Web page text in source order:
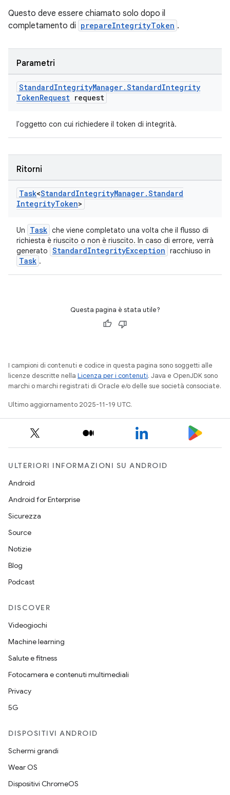
Questo deve essere chiamato solo dopo il
completamento di prepareIntegrityToken .
Parametri
StandardIntegrityManager.StandardIntegrity
TokenRequest request
l'oggetto con cui richiedere il token di integrità.
Ritorni
Task<StandardIntegrityManager.Standard
IntegrityToken>
Un Task che viene completato una volta che il flusso di
richiesta è riuscito o non è riuscito. In caso di errore, verrà
generato StandardIntegrityException racchiuso in
Task .
Questa pagina è stata utile?
I campioni di contenuti e codice in questa pagina sono soggetti alle
licenze descritte nella Licenza per i contenuti. Java e OpenJDK sono
marchi o marchi registrati di Oracle e/o delle sue società consociate.
Ultimo aggiornamento 2025-11-19 UTC.
ULTERIORI INFORMAZIONI SU ANDROID
Android
Android for Enterprise
Sicurezza
Source
Notizie
Blog
Podcast
DISCOVER
Videogiochi
Machine learning
Salute e fitness
Fotocamera e contenuti multimediali
Privacy
5G
DISPOSITIVI ANDROID
Schermi grandi
Wear OS
Dispositivi ChromeOS